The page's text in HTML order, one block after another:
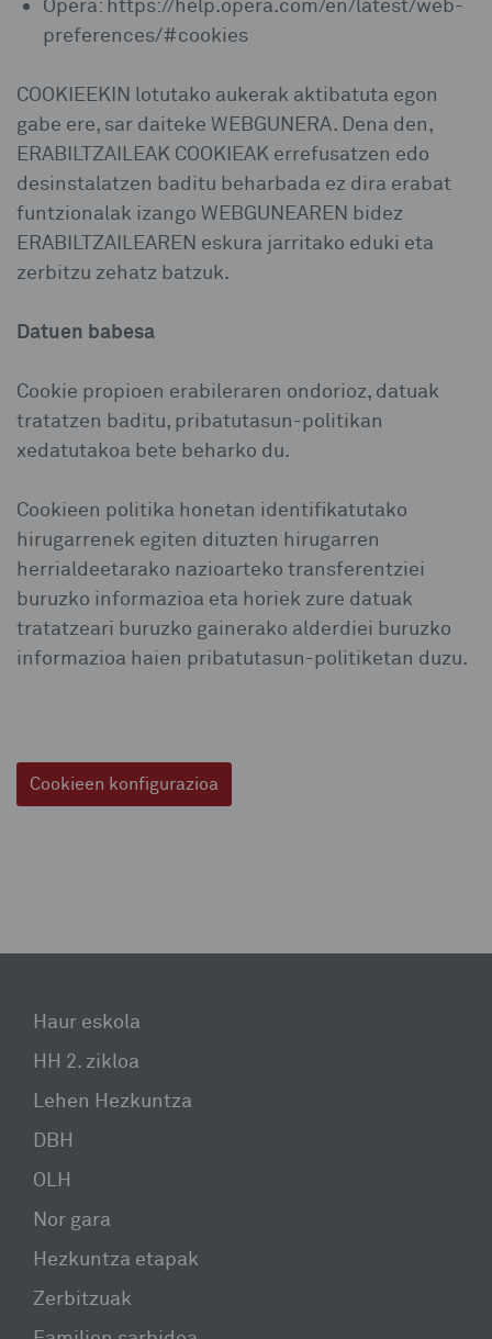
Opera: https://help.opera.com/en/latest/web-
preferences/#cookies
COOKIEEKIN lotutako aukerak aktibatuta egon
gabe ere, sar daiteke WEBGUNERA. Dena den,
ERABILTZAILEAK COOKIEAK errefusatzen edo
desinstalatzen baditu beharbada ez dira erabat
funtzionalak izango WEBGUNEAREN bidez
ERABILTZAILEAREN eskura jarritako eduki eta
zerbitzu zehatz batzuk.
Datuen babesa
Cookie propioen erabileraren ondorioz, datuak
tratatzen baditu, pribatutasun-politikan
xedatutakoa bete beharko du.
Cookieen politika honetan identifikatutako
hirugarrenek egiten dituzten hirugarren
herrialdeetarako nazioarteko transferentziei
buruzko informazioa eta horiek zure datuak
tratatzeari buruzko gainerako alderdiei buruzko
informazioa haien pribatutasun-politiketan duzu.
Cookieen konfigurazioa
Haur eskola
HH 2. zikloa
Lehen Hezkuntza
DBH
OLH
Nor gara
Hezkuntza etapak
Zerbitzuak